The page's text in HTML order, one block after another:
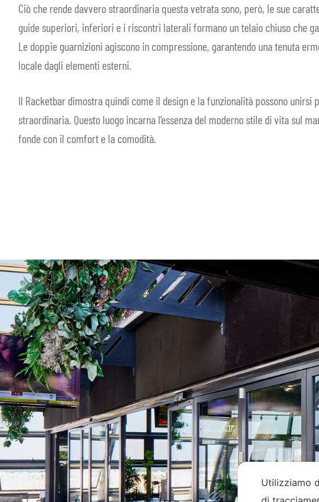
Ciò che rende davvero straordinaria questa vetrata sono, però, le sue
guide superiori, inferiori e i riscontri laterali formano un telaio chiuso che
Le doppie guarnizioni agiscono in compressione, garantendo una tenuta
locale dagli elementi esterni.
Il Racketbar dimostra quindi come il design e la funzionalità possono unirsi
straordinaria. Questo luogo incarna l’essenza del moderno stile di vita sul
fonde con il comfort e la comodità.
Utilizziamo